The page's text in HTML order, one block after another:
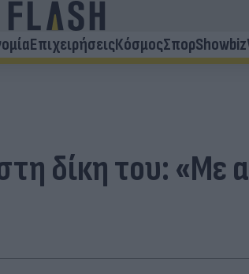
ΕπιχειρήσειςΚόσμοςΣπορShowbiz
δίκη του: «Με